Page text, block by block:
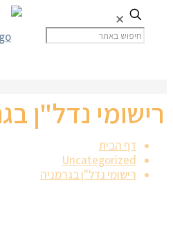
✕
רישומי נדל"ן
דף הבית
Uncategorized
רישומי נדל"ן בגרמניה